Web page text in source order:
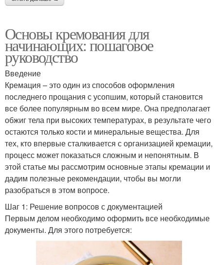
Основы кремования для
начинающих: пошаговое
руководство
Введение
Кремация – это один из способов оформления
последнего прощания с усопшим, который становится
все более популярным во всем мире. Она предполагает
обжиг тела при высоких температурах, в результате чего
остаются только кости и минеральные вещества. Для
тех, кто впервые сталкивается с организацией кремации,
процесс может показаться сложным и непонятным. В
этой статье мы рассмотрим основные этапы кремации и
дадим полезные рекомендации, чтобы вы могли
разобраться в этом вопросе.
Шаг 1: Решение вопросов с документацией
Первым делом необходимо оформить все необходимые
документы. Для этого потребуется: